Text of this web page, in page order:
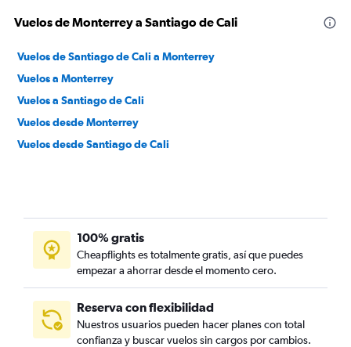
Vuelos de Monterrey a Santiago de Cali
Vuelos de Santiago de Cali a Monterrey
Vuelos a Monterrey
Vuelos a Santiago de Cali
Vuelos desde Monterrey
Vuelos desde Santiago de Cali
100% gratis
Cheapflights es totalmente gratis, así que puedes
empezar a ahorrar desde el momento cero.
Reserva con flexibilidad
Nuestros usuarios pueden hacer planes con total
confianza y buscar vuelos sin cargos por cambios.